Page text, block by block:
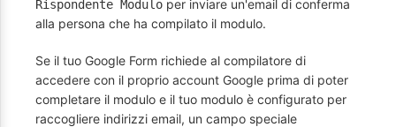
Rispondente Modulo per inviare un'email di conferma
alla persona che ha compilato il modulo.
Se il tuo Google Form richiede al compilatore di
accedere con il proprio account Google prima di poter
completare il modulo e il tuo modulo è configurato per
raccogliere indirizzi email, un campo speciale